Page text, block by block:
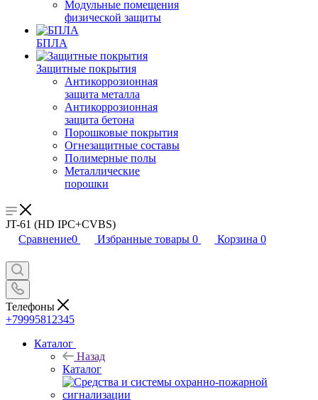
Модульные помещения
физической защиты
БПЛА
Защитные покрытия
Антикоррозионная
защита металла
Антикоррозионная
защита бетона
Порошковые покрытия
Огнезащитные составы
Полимерные полы
Металлические
порошки
JT-61 (HD IPC+CVBS)
Сравнение0 Избранные товары 0 Корзина 0
Телефоны
+79995812345
Каталог
Назад
Каталог